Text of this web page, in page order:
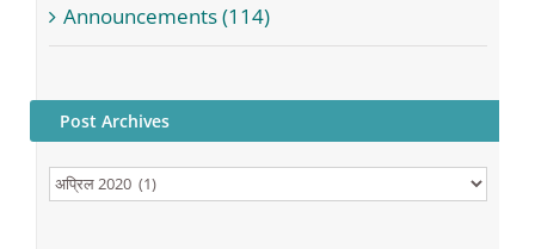
Announcements (114)
Post Archives
Post